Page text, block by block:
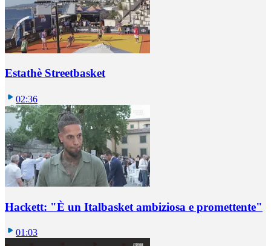
Estathè Streetbasket
02:36
Hackett: "È un Italbasket ambiziosa e promettente"
01:03